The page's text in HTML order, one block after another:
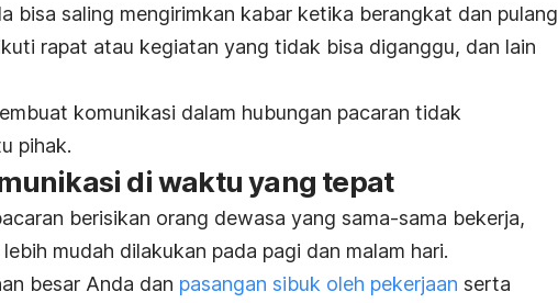
bisa saling mengirimkan kabar ketika berangkat dan pulang
rapat atau kegiatan yang tidak bisa diganggu, dan lain
komunikasi dalam hubungan pacaran tidak
pihak.
di waktu yang tepat
berisikan orang dewasa yang sama-sama bekerja,
mudah dilakukan pada pagi dan malam hari.
besar Anda dan pasangan sibuk oleh pekerjaan serta